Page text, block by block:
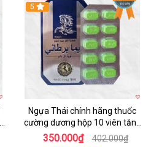
Hot
5
Ngựa Thái chính hãng thuốc
cường dương hộp 10 viên tăng
sinh lực
350.000₫ 402.000₫